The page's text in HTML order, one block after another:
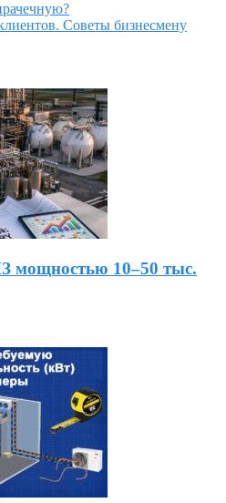
Советы бизнесмену
мощностью 10–50 тыс.